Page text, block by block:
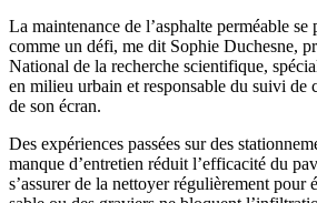
La maintenance de l’asphalte perméable se
comme un défi, me dit Sophie Duchesne,
National de la recherche scientifique,
en milieu urbain et responsable du suivi de
de son écran.
Des expériences passées sur des
manque d’entretien réduit l’efficacité du
s’assurer de la nettoyer régulièrement pour